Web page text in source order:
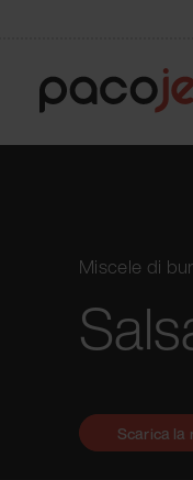
Miscele di
Scarica la